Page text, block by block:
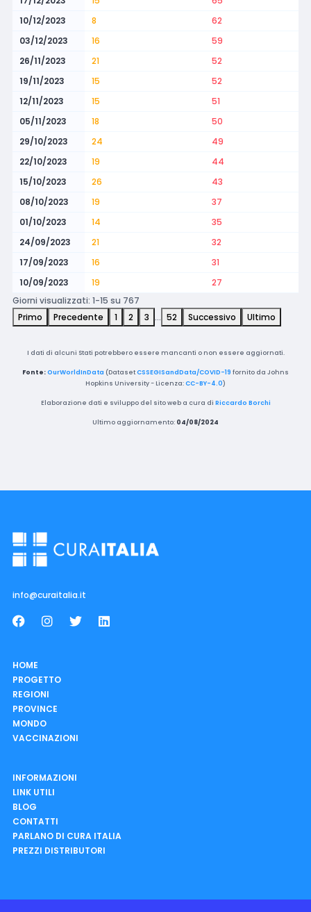
10/12/2023
8
62
03/12/2023
16
59
26/11/2023
21
52
19/11/2023
15
52
12/11/2023
15
51
05/11/2023
18
50
29/10/2023
24
49
22/10/2023
19
44
15/10/2023
26
43
08/10/2023
19
37
01/10/2023
14
35
24/09/2023
21
32
17/09/2023
16
31
10/09/2023
19
27
Giorni visualizzati: 1-15 su 767
Primo
Precedente 1 2 3 … 52 Successivo Ultimo
I dati di alcuni Stati potrebbero essere mancanti o non essere aggiornati.
Fonte:OurWorldInData (DatasetCSSEGISandData/COVID-19 fornito da Johns
Hopkins University - Licenza:CC-BY-4.0)
Elaborazione dati e sviluppo del sito web a cura di Riccardo Borchi
Ultimo aggiornamento: 04/08/2024
info@curaitalia.it
HOME
PROGETTO
REGIONI
PROVINCE
MONDO
VACCINAZIONI
INFORMAZIONI
LINK UTILI
BLOG
CONTATTI
PARLANO DI CURA ITALIA
PREZZI DISTRIBUTORI